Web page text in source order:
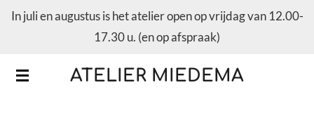
Ga
de
ATELIER MIEDEMA
In juli en augustus is het atelier open op vrijdag van 12.00-
17.30 u. (en op afspraak)